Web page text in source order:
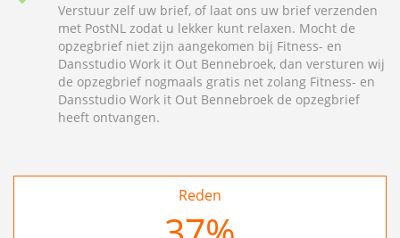
Verstuur zelf uw brief, of laat ons uw brief verzenden
met PostNL zodat u lekker kunt relaxen. Mocht de
opzegbrief niet zijn aangekomen bij Fitness- en
Dansstudio Work it Out Bennebroek, dan versturen wij
de opzegbrief nogmaals gratis net zolang Fitness- en
Dansstudio Work it Out Bennebroek de opzegbrief
heeft ontvangen.
Reden